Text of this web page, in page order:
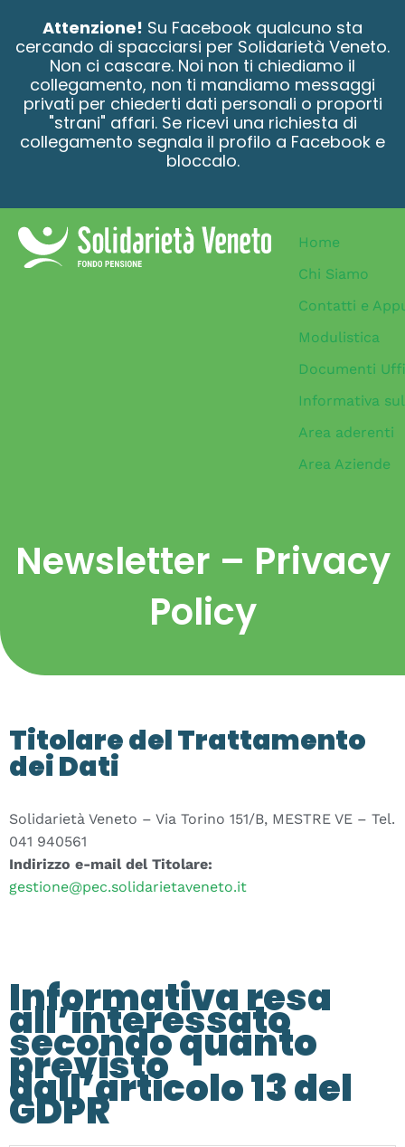
Attenzione! Su Facebook qualcuno sta
cercando di spacciarsi per Solidarietà Veneto.
Non ci cascare. Noi non ti chiediamo il
collegamento, non ti mandiamo messaggi
privati per chiederti dati personali o proporti
"strani" affari. Se ricevi una richiesta di
collegamento segnala il profilo a Facebook e
bloccalo.
Home
Chi Siamo
Contatti e
Modulistica
Documenti
Informativa
Area aderenti
Area Aziende
Newsletter – Privacy
Policy
Titolare del Trattamento
dei Dati
Solidarietà Veneto – Via Torino 151/B, MESTRE VE – Tel.
041 940561
Indirizzo e-mail del Titolare:
gestione@pec.solidarietaveneto.it
Informativa resa
all’interessato
secondo quanto
previsto
dall’articolo 13 del
GDPR